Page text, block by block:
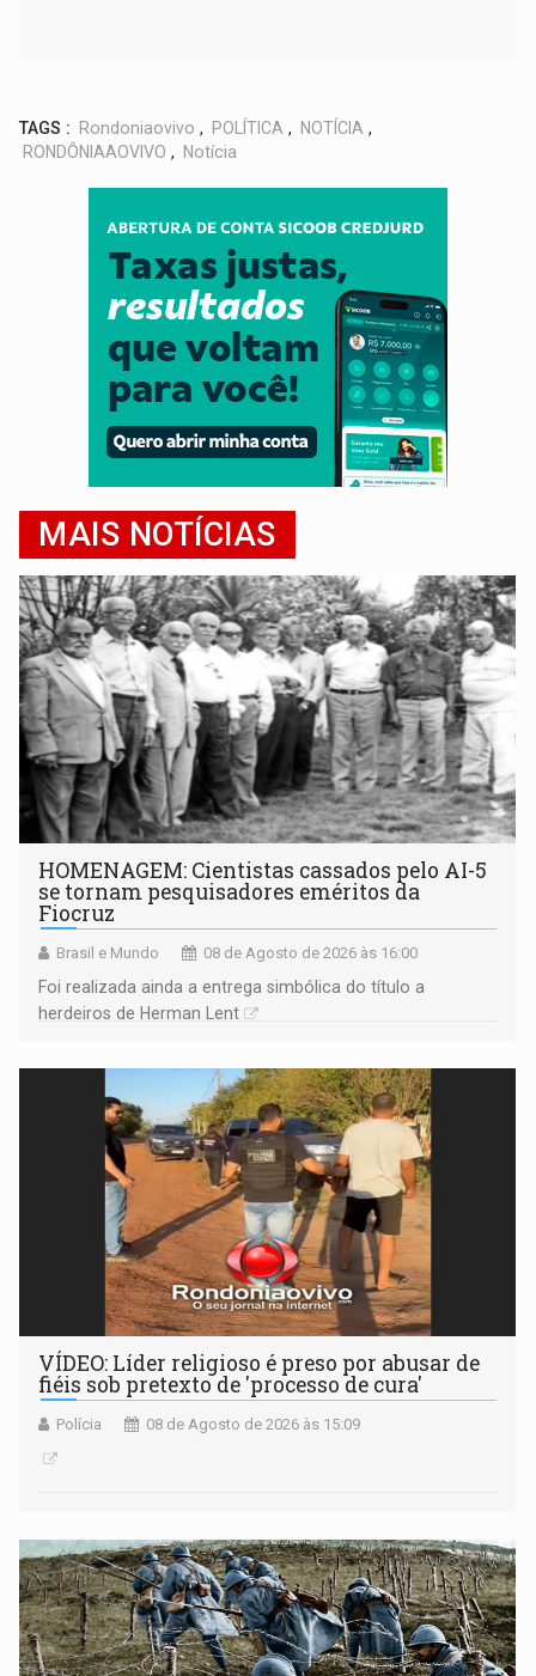
TAGS : Rondoniaovivo , POLÍTICA , NOTÍCIA ,
RONDÔNIAAOVIVO , Notícia
MAIS NOTÍCIAS
HOMENAGEM: Cientistas cassados pelo AI-5
se tornam pesquisadores eméritos da
Fiocruz
Brasil e Mundo 08 de Agosto de 2026 às 16:00
Foi realizada ainda a entrega simbólica do título a
herdeiros de Herman Lent
VÍDEO: Líder religioso é preso por abusar de
fiéis sob pretexto de 'processo de cura'
Polícia 08 de Agosto de 2026 às 15:09